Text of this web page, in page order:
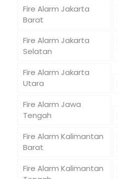
Fire Alarm Jakarta
Barat
Fire Alarm Jakarta
Selatan
Fire Alarm Jakarta
Utara
Fire Alarm Jawa
Tengah
Fire Alarm Kalimantan
Barat
Fire Alarm Kalimantan